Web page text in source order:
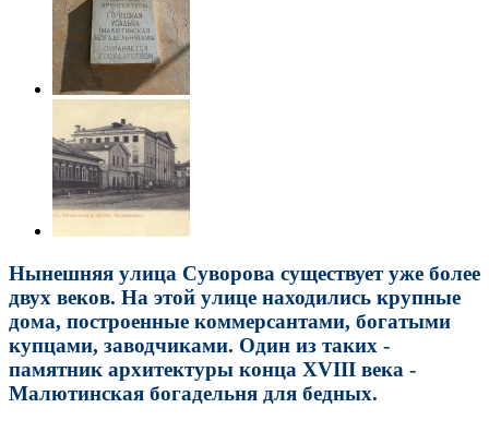
Нынешняя улица Суворова существует уже более
двух веков. На этой улице находились крупные
дома, построенные коммерсантами, богатыми
купцами, заводчиками. Один из таких -
памятник архитектуры конца XVIII века -
Малютинская богадельня для бедных.